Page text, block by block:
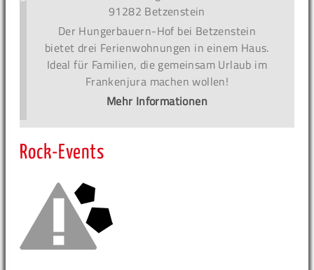
91282 Betzenstein
Der Hungerbauern-Hof bei Betzenstein
bietet drei Ferienwohnungen in einem Haus.
Ideal für Familien, die gemeinsam Urlaub im
Frankenjura machen wollen!
Mehr Informationen
Rock-Events